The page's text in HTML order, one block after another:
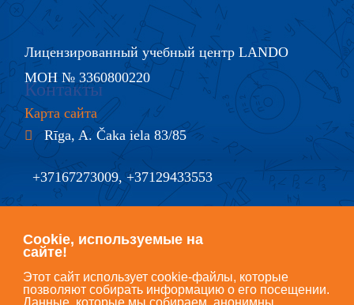
Cookie, используемые на
сайте!
Этот сайт использует cookie-файлы, которые
позволяют собирать информацию о его посещении.
Данные, которые мы собираем, анонимны.
Лицензированный учебный центр LANDO
МОН № 3360800220
Карта сайта
Контакты
Rīga, A. Čaka iela 83/85
+37167273009, +37129433553
@ info@lando.lv